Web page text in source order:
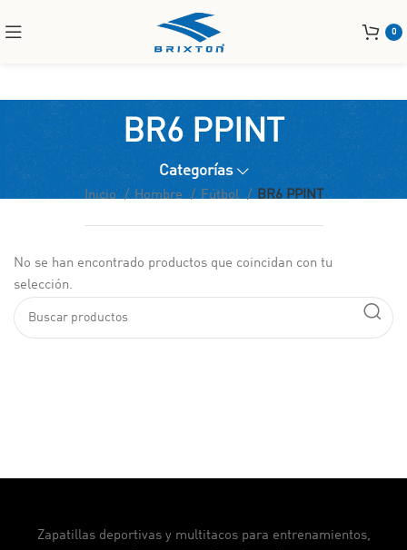
0
BR6 PPINT
Categorías
Inicio Hombre Fútbol BR6 PPINT
No se han encontrado productos que coincidan con tu
selección.
Zapatillas deportivas y multitacos para entrenamientos,